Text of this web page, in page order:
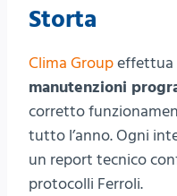
Storta
Clima Groupeffettua
manutenzioni
corretto
tutto l’anno. Ogni
un report tecnico
protocolli Ferroli.